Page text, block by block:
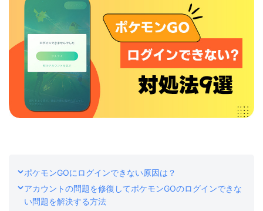
ポケモンGOにログインできない原因は？
アカウントの問題を修復してポケモンGOのログインできな
い問題を解決する方法